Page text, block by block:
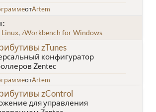
отArtem
zWorkbench for Windows
zTunes
конфигуратор
Zentec
отArtem
zControl
для управления